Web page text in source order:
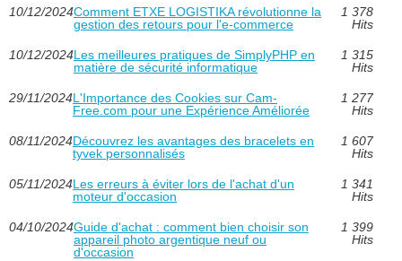
10/12/2024Comment ETXE LOGISTIKA révolutionne la
gestion des retours pour l'e-commerce
1 378
Hits
10/12/2024Les meilleures pratiques de SimplyPHP en
matière de sécurité informatique
1 315
Hits
29/11/2024L'Importance des Cookies sur Cam-
Free.com pour une Expérience Améliorée
1 277
Hits
08/11/2024Découvrez les avantages des bracelets en
tyvek personnalisés
1 607
Hits
05/11/2024Les erreurs à éviter lors de l'achat d'un
moteur d'occasion
1 341
Hits
04/10/2024Guide d'achat : comment bien choisir son
appareil photo argentique neuf ou
d'occasion
1 399
Hits